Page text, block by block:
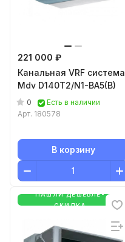
221 000 ₽
Канальная VRF система
Mdv D140T2/N1-BA5(B)
0
Есть в наличии
Арт. 180578
В корзину
НАШЛИ ДЕШЕВЛЕ-
СКИДКА